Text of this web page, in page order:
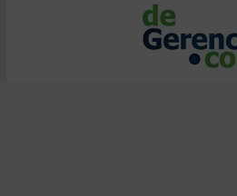
Trabajo forzoso en la cadena de
Mercado hispano de EE. UU.: